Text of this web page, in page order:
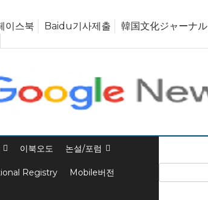
이스북 Baidu기사제출
韓国文化ジャーナル
이북오도 논설/포럼
Registry Mobile버전